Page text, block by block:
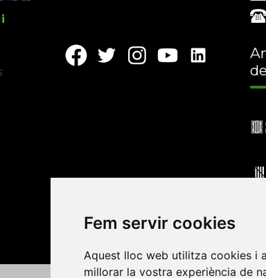
Fem servir cookies
Aquest lloc web utilitza cookies i
millorar la vostra experiència de